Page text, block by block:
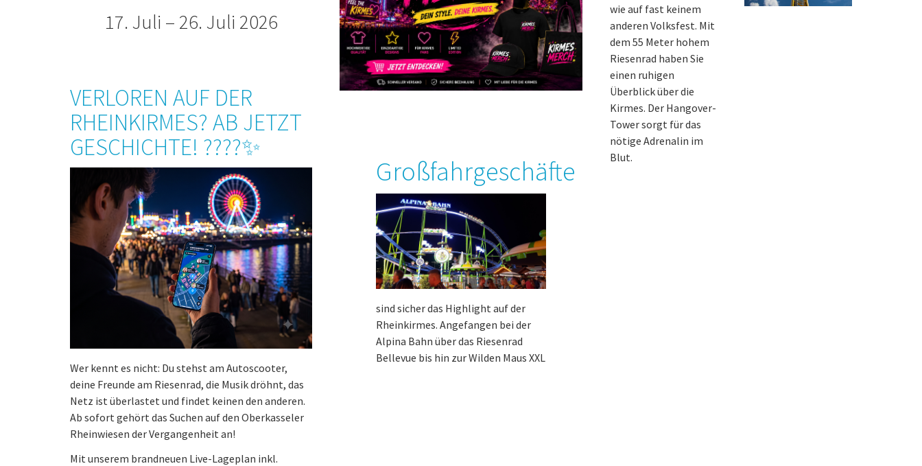
17. Juli – 26. Juli 2026
VERLOREN AUF DER
RHEINKIRMES? AB JETZT
GESCHICHTE! ????✨
Wer kennt es nicht: Du stehst am Autoscooter,
deine Freunde am Riesenrad, die Musik dröhnt, das
Netz ist überlastet und findet keinen den anderen.
Ab sofort gehört das Suchen auf den Oberkasseler
Rheinwiesen der Vergangenheit an!
Mit unserem brandneuen Live-Lageplan inkl.
Großfahrgeschäfte
sind sicher das Highlight auf der
Rheinkirmes. Angefangen bei der
Alpina Bahn über das Riesenrad
Bellevue bis hin zur Wilden Maus XXL
wie auf fast keinem
anderen Volksfest. Mit
dem 55 Meter hohem
Riesenrad haben Sie
einen ruhigen
Überblick über die
Kirmes. Der Hangover-
Tower sorgt für das
nötige Adrenalin im
Blut.